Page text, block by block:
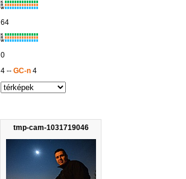
tmp-cam-1031719046
K
R
W
64
K
R
W
0
4 --GC-n 4